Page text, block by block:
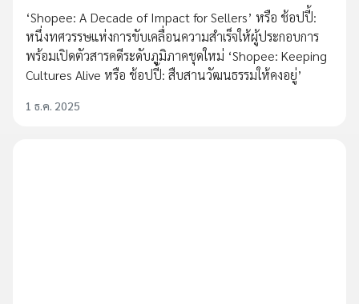
‘Shopee: A Decade of Impact for Sellers’ หรือ ช้อปปี้:
หนึ่งทศวรรษแห่งการขับเคลื่อนความสำเร็จให้ผู้ประกอบการ
พร้อมเปิดตัวสารคดีระดับภูมิภาคชุดใหม่ ‘Shopee: Keeping
Cultures Alive หรือ ช้อปปี้: สืบสานวัฒนธรรมให้คงอยู่’
1 ธ.ค. 2025